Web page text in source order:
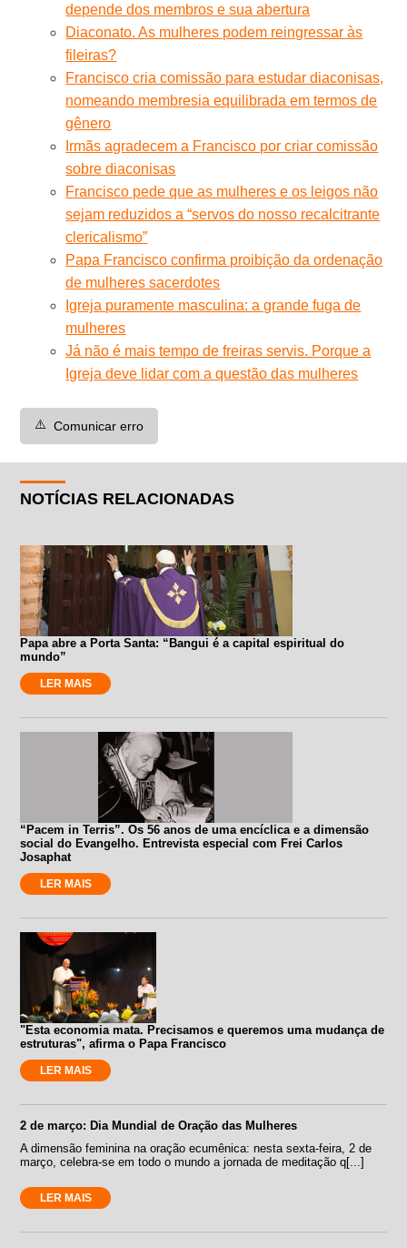
depende dos membros e sua abertura
Diaconato. As mulheres podem reingressar às
fileiras?
Francisco cria comissão para estudar diaconisas,
nomeando membresia equilibrada em termos de
gênero
Irmãs agradecem a Francisco por criar comissão
sobre diaconisas
Francisco pede que as mulheres e os leigos não
sejam reduzidos a “servos do nosso recalcitrante
clericalismo”
Papa Francisco confirma proibição da ordenação
de mulheres sacerdotes
Igreja puramente masculina: a grande fuga de
mulheres
Já não é mais tempo de freiras servis. Porque a
Igreja deve lidar com a questão das mulheres
⚠️ Comunicar erro
NOTÍCIAS RELACIONADAS
Papa abre a Porta Santa: “Bangui é a capital espiritual do
mundo”
LER MAIS
“Pacem in Terris”. Os 56 anos de uma encíclica e a dimensão
social do Evangelho. Entrevista especial com Frei Carlos
Josaphat
LER MAIS
"Esta economia mata. Precisamos e queremos uma mudança de
estruturas", afirma o Papa Francisco
LER MAIS
2 de março: Dia Mundial de Oração das Mulheres
A dimensão feminina na oração ecumênica: nesta sexta-feira, 2 de
março, celebra-se em todo o mundo a jornada de meditação q[...]
LER MAIS